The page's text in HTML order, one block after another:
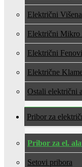
Električni
Električni Mikro
Električni
Električne
Ostali električni
Pribor za
Pribor za el.
Setovi pribora